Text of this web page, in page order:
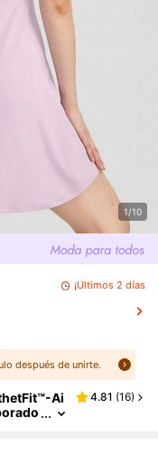
1/10
¡Últimos 2 días
después de unirte.
Ai
4.81 (16)